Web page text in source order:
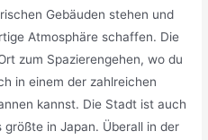
Gebäuden stehen und
Atmosphäre schaffen. Die
zum Spazierengehen, wo du
in einem der zahlreichen
kannst. Die Stadt ist auch
in Japan. Überall in der